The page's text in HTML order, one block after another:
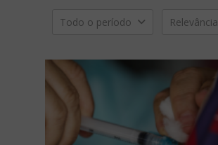
Todo o período Relevância